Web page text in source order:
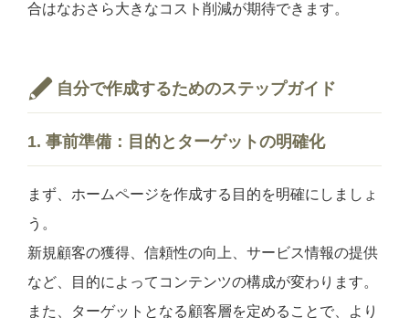
合はなおさら大きなコスト削減が期待できます。
自分で作成するためのステップガイド
1. 事前準備：目的とターゲットの明確化
まず、ホームページを作成する目的を明確にしましょ
う。
新規顧客の獲得、信頼性の向上、サービス情報の提供
など、目的によってコンテンツの構成が変わります。
また、ターゲットとなる顧客層を定めることで、より